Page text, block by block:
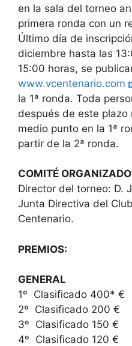
en la sala del torneo
primera ronda con un
Último día de
diciembre hasta las
15:00 horas, se
www.vcentenario.com
la 1ª ronda. Toda
después de este
medio punto en la 1ª
partir de la 2ª ronda.
COMITÉ
Director del torneo: D.
Junta Directiva del
Centenario.
PREMIOS:
GENERAL
1º Clasificado 400* €
2º Clasificado 200 €
3º Clasificado 150 €
4º Clasificado 120 €